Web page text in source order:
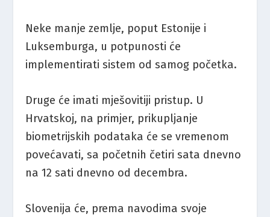
Neke manje zemlje, poput Estonije i
Luksemburga, u potpunosti će
implementirati sistem od samog početka.
Druge će imati mješovitiji pristup. U
Hrvatskoj, na primjer, prikupljanje
biometrijskih podataka će se vremenom
povećavati, sa početnih četiri sata dnevno
na 12 sati dnevno od decembra.
Slovenija će, prema navodima svoje